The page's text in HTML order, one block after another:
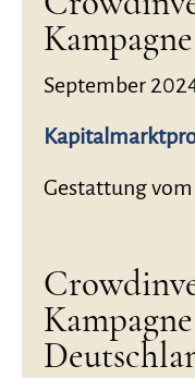
September
Gestattung